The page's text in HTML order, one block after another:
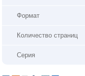
Формат
Количество страниц
Серия